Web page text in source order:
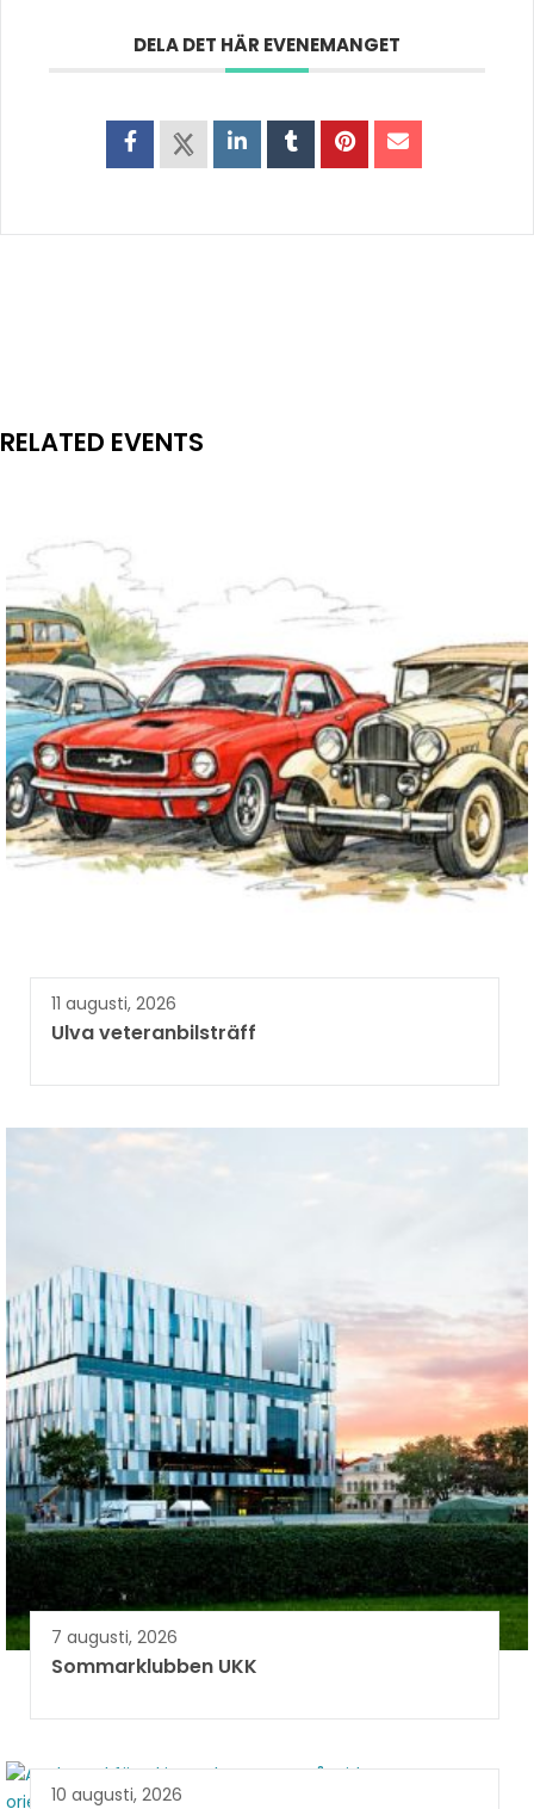
DELA DET HÄR EVENEMANGET
RELATED EVENTS
11 augusti, 2026
Ulva veteranbilsträff
7 augusti, 2026
Sommarklubben UKK
10 augusti, 2026